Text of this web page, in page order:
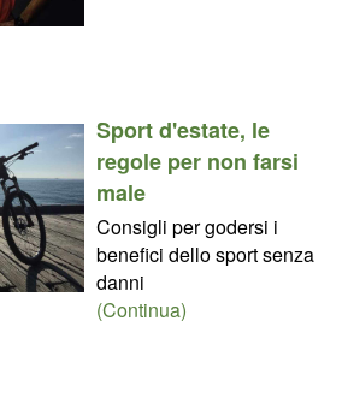
Sport d'estate, le
regole per non farsi
male
Consigli per godersi i
benefici dello sport senza
danni
(Continua)